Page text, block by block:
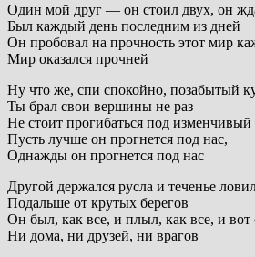
Один мой друг — он стоил двух, он
Был каждый день последним из дней
Он пробовал на прочность этот мир
Мир оказался прочней
Ну что же, спи спокойно, позабытый
Ты брал свои вершины не раз
Не стоит прогибаться под
Пусть лучше он прогнется под нас,
Однажды он прогнется под нас
Другой держался русла и теченье
Подальше от крутых берегов
Он был, как все, и плыл, как все, и
Ни дома, ни друзей, ни врагов